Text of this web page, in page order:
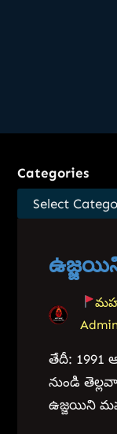
Categories
Admin
తేదీ: 1991
నుండి
ఉజ్జయిని